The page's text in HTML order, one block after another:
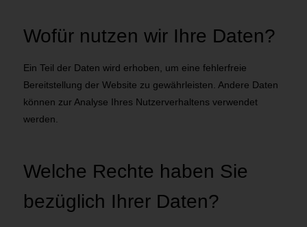
Wofür nutzen wir Ihre Daten?
Ein Teil der Daten wird erhoben, um eine fehlerfreie
Bereitstellung der Website zu gewährleisten. Andere Daten
können zur Analyse Ihres Nutzerverhaltens verwendet
werden.
Welche Rechte haben Sie
bezüglich Ihrer Daten?